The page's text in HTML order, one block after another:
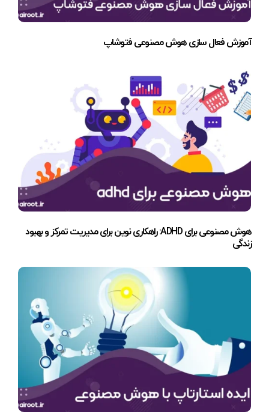
آموزش فعال سازی هوش مصنوعی فتوشاپ
هوش مصنوعی برای ADHD: راهکاری نوین برای مدیریت تمرکز و بهبود
زندگی